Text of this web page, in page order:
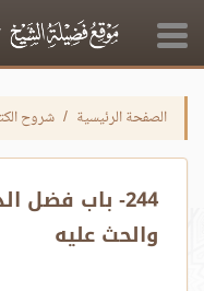
الصفحة الرئيسية شروح
244- باب فضل
والحث عليه